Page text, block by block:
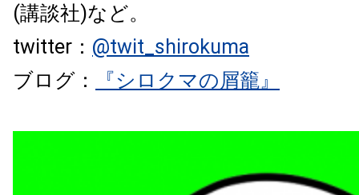
(講談社)など。
twitter： @twit_shirokuma
ブログ：
『シロクマの屑籠』